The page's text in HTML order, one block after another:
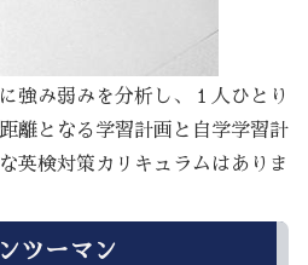
強み弱みを分析し、１人ひとり
離となる学習計画と自学学習計
英検対策カリキュラムはありま
ツーマン